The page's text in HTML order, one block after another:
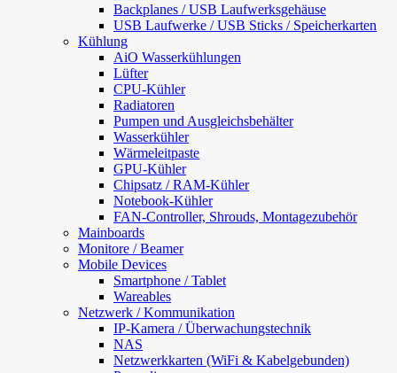
Backplanes / USB Laufwerksgehäuse
USB Laufwerke / USB Sticks / Speicherkarten
Kühlung
AiO Wasserkühlungen
Lüfter
CPU-Kühler
Radiatoren
Pumpen und Ausgleichsbehälter
Wasserkühler
Wärmeleitpaste
GPU-Kühler
Chipsatz / RAM-Kühler
Notebook-Kühler
FAN-Controller, Shrouds, Montagezubehör
Mainboards
Monitore / Beamer
Mobile Devices
Smartphone / Tablet
Wareables
Netzwerk / Kommunikation
IP-Kamera / Überwachungstechnik
NAS
Netzwerkkarten (WiFi & Kabelgebunden)